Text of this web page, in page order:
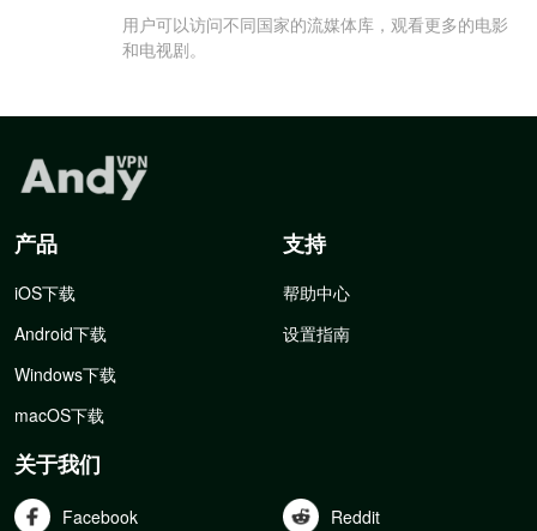
用户可以访问不同国家的流媒体库，观看更多的电影
和电视剧。
产品
iOS下载
Android下载
Windows下载
macOS下载
支持
帮助中心
设置指南
关于我们
Facebook Reddit